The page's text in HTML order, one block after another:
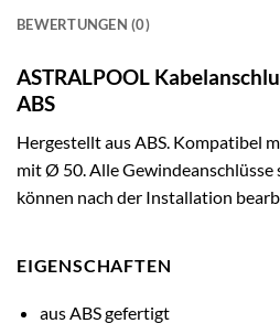
BEWERTUNGEN (0)
ASTRALPOOL
ABS
Hergestellt aus ABS. Kompatibel
mit Ø 50. Alle Gewindeanschlüsse
können nach der Installation
EIGENSCHAFTEN
aus ABS gefertigt